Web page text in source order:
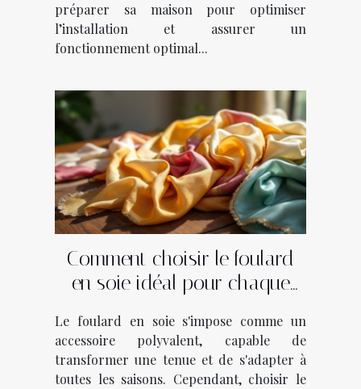
préparer sa maison pour optimiser
l’installation et assurer un
fonctionnement optimal...
Comment choisir le foulard
en soie idéal pour chaque
Le foulard en soie s'impose comme un
accessoire polyvalent, capable de
transformer une tenue et de s'adapter à
toutes les saisons. Cependant, choisir le